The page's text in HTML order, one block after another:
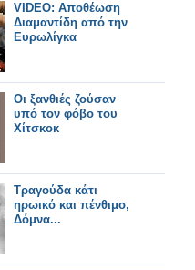
VIDEO: Αποθέωση
Διαμαντίδη από την
Ευρωλίγκα
Οι ξανθιές ζούσαν
υπό τον φόβο του
Χίτσκοκ
Τραγούδα κάτι
ηρωικό και πένθιμο,
Δόμνα...